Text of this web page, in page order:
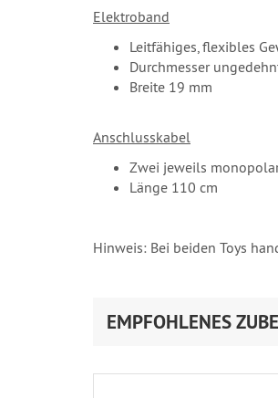
Elektroband
Leitfähiges, flexibles
Durchmesser
Breite 19 mm
Anschlusskabel
Zwei jeweils
Länge 110 cm
Hinweis: Bei beiden Toys
EMPFOHLENES